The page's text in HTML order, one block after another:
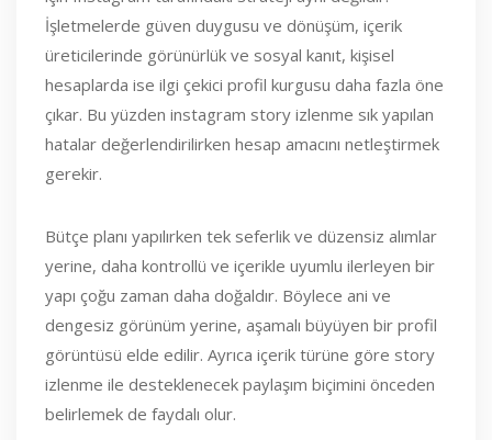
İşletmelerde güven duygusu ve dönüşüm, içerik
üreticilerinde görünürlük ve sosyal kanıt, kişisel
hesaplarda ise ilgi çekici profil kurgusu daha fazla öne
çıkar. Bu yüzden instagram story izlenme sık yapılan
hatalar değerlendirilirken hesap amacını netleştirmek
gerekir.
Bütçe planı yapılırken tek seferlik ve düzensiz alımlar
yerine, daha kontrollü ve içerikle uyumlu ilerleyen bir
yapı çoğu zaman daha doğaldır. Böylece ani ve
dengesiz görünüm yerine, aşamalı büyüyen bir profil
görüntüsü elde edilir. Ayrıca içerik türüne göre story
izlenme ile desteklenecek paylaşım biçimini önceden
belirlemek de faydalı olur.